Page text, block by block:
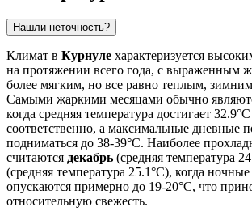
Нашли неточность?
Климат в Курнуле характеризуется
на протяжении всего года, с выраженным
более мягким, но все равно теплым,
Самыми жаркими месяцами обычно
когда средняя температура достигает
соответственно, а максимальные дневные
подниматься до 38-39°C. Наиболее
считаются декабрь (средняя температура
(средняя температура 25.1°C), когда
опускаются примерно до 19-20°C, что
относительную свежесть.